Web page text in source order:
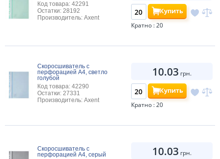
Код товара: 42291
Остатки: 28192
Производитель: Axent
Купить
Кратно : 20
Скоросшиватель с
перфорацией А4, светло
голубой
Код товара: 42290
Остатки: 27331
Производитель: Axent
10.03 грн.
Купить
Кратно : 20
Скоросшиватель с
перфорацией А4, серый
10.03 грн.